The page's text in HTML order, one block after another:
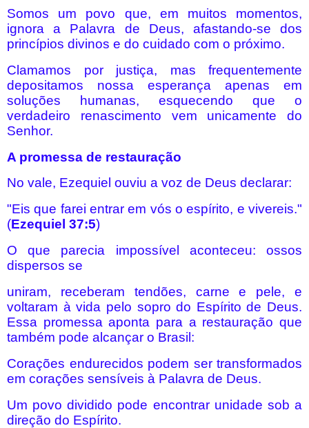
Somos um povo que, em muitos momentos,
ignora a Palavra de Deus, afastando-se dos
princípios divinos e do cuidado com o próximo.
Clamamos por justiça, mas frequentemente
depositamos nossa esperança apenas em
soluções humanas, esquecendo que o
verdadeiro renascimento vem unicamente do
Senhor.
A promessa de restauração
No vale, Ezequiel ouviu a voz de Deus declarar:
"Eis que farei entrar em vós o espírito, e vivereis."
(Ezequiel 37:5)
O que parecia impossível aconteceu: ossos
dispersos se
uniram, receberam tendões, carne e pele, e
voltaram à vida pelo sopro do Espírito de Deus.
Essa promessa aponta para a restauração que
também pode alcançar o Brasil:
Corações endurecidos podem ser transformados
em corações sensíveis à Palavra de Deus.
Um povo dividido pode encontrar unidade sob a
direção do Espírito.